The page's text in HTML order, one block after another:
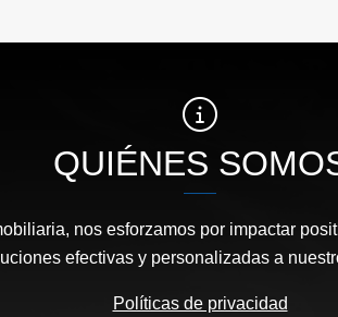
QUIÉNES
nos esforzamos por impactar
efectivas y personalizadas a
Políticas de privacidad